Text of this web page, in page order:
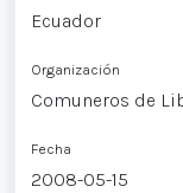
Ecuador
Organización
Comuneros de
Fecha
2008-05-15